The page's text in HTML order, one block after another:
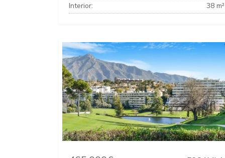
Interior:
38 m²